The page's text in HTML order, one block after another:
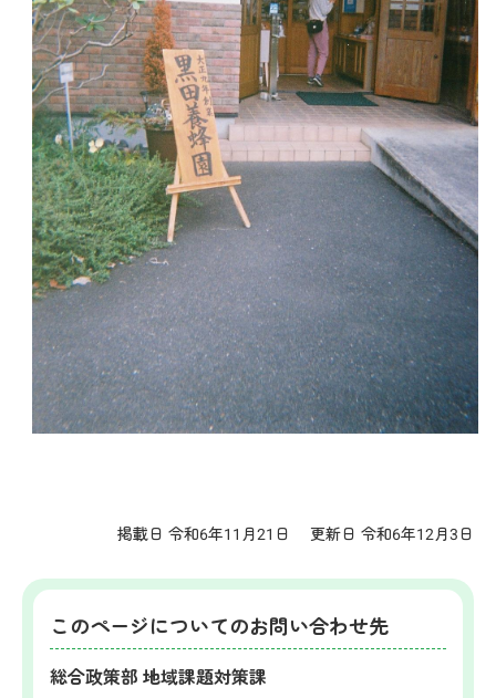
掲載日 令和6年11月21日 更新日 令和6年12月3日
このページについてのお問い合わせ先
総合政策部 地域課題対策課